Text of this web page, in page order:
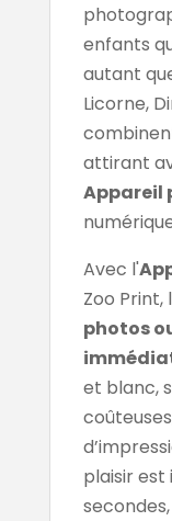
enfants
autant
Licorne,
attirant
Appareil
Avec l'
Zoo Print,
photos
et blanc,
plaisir est